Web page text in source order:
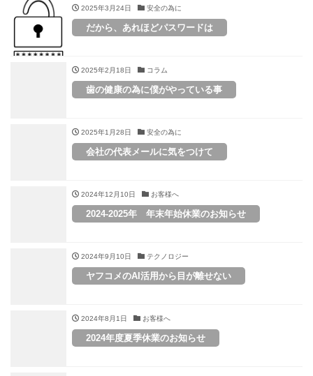
2025年3月24日 安全の為に
だから、あれほどパスワードは
2025年2月18日 コラム
歯の健康の為に僕がやっている事
2025年1月28日 安全の為に
会社の代表メールに気をつけて
2024年12月10日 お客様へ
2024-2025年 年末年始休業のお知らせ
2024年9月10日 テクノロジー
ヤフコメのAI活用から目が離せない
2024年8月1日 お客様へ
2024年度夏季休業のお知らせ